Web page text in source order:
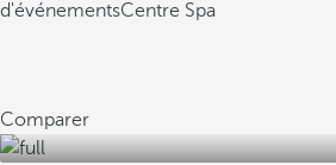
d'événementsCentre Spa
Comparer